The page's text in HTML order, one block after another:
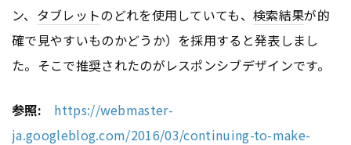
ン、 タブレットのどれを使用していても、検索結果が的
確で見やすいものかどうか）を採用すると発表しまし
た。そこで推奨されたのがレスポンシブデザインです。
参照:
https://webmaster-
ja.googleblog.com/2016/03/continuing-to-make-